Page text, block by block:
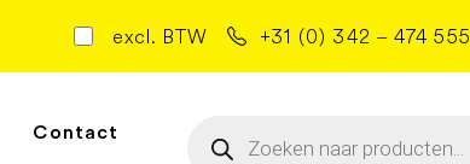
excl. BTW +31 (0) 342 – 474 555
Contact
zoeken